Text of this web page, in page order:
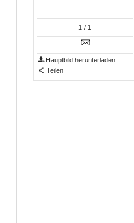
1 / 1
Hauptbild herunterladen
Teilen